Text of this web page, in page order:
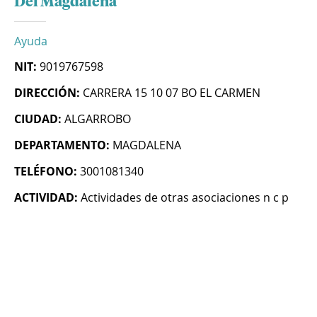
Ayuda
NIT: 9019767598
DIRECCIÓN: CARRERA 15 10 07 BO EL CARMEN
CIUDAD: ALGARROBO
DEPARTAMENTO: MAGDALENA
TELÉFONO: 3001081340
ACTIVIDAD: Actividades de otras asociaciones n c p